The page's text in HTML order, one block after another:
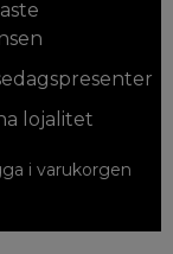
lojalitet
i varukorgen